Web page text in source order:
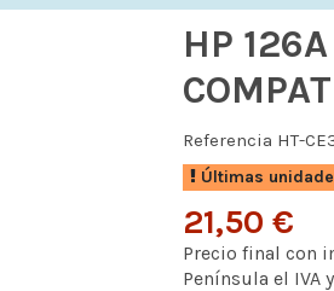
HP
Referencia HT-
Últimas
21,50 €
Precio final con
Península el IVA